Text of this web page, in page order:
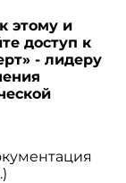
этому и
доступ к
- лидеру